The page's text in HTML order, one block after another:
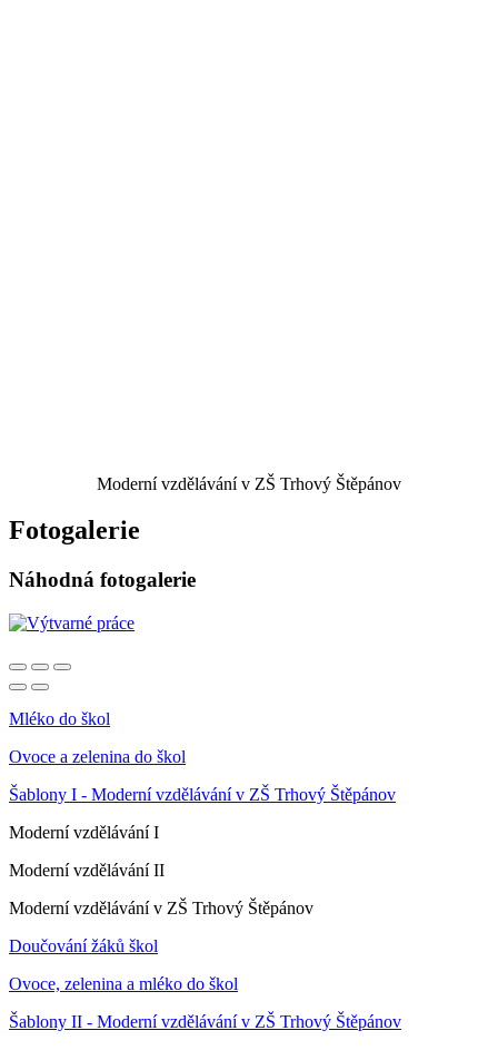
Moderní vzdělávání v ZŠ Trhový Štěpánov
Fotogalerie
Náhodná fotogalerie
Mléko do škol
Ovoce a zelenina do škol
Šablony I - Moderní vzdělávání v ZŠ Trhový Štěpánov
Moderní vzdělávání I
Moderní vzdělávání II
Moderní vzdělávání v ZŠ Trhový Štěpánov
Doučování žáků škol
Ovoce, zelenina a mléko do škol
Šablony II - Moderní vzdělávání v ZŠ Trhový Štěpánov